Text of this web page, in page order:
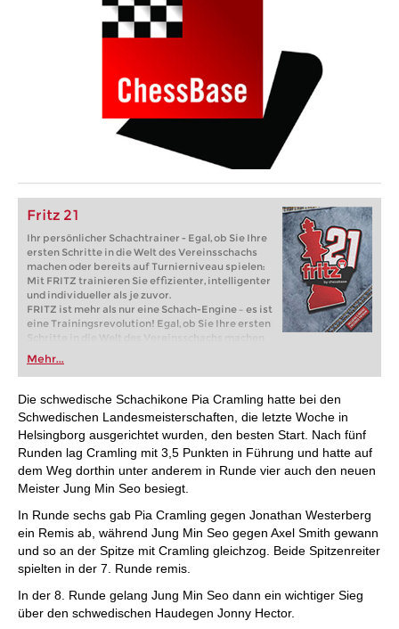
Fritz 21
Ihr persönlicher Schachtrainer - Egal, ob Sie Ihre
ersten Schritte in die Welt des Vereinsschachs
machen oder bereits auf Turnierniveau spielen:
Mit FRITZ trainieren Sie effizienter, intelligenter
und individueller als je zuvor.
FRITZ ist mehr als nur eine Schach-Engine – es ist
eine Trainingsrevolution! Egal, ob Sie Ihre ersten
Schritte in die Welt des Vereinsschachs machen
oder bereits auf Turnierniveau spielen: Mit
FRITZ trainieren Sie effizienter, intelligenter und
individueller als je zuvor.
Mehr...
Die schwedische Schachikone Pia Cramling hatte bei den
Schwedischen Landesmeisterschaften, die letzte Woche in
Helsingborg ausgerichtet wurden, den besten Start. Nach fünf
Runden lag Cramling mit 3,5 Punkten in Führung und hatte auf
dem Weg dorthin unter anderem in Runde vier auch den neuen
Meister Jung Min Seo besiegt.
In Runde sechs gab Pia Cramling gegen Jonathan Westerberg
ein Remis ab, während Jung Min Seo gegen Axel Smith gewann
und so an der Spitze mit Cramling gleichzog. Beide Spitzenreiter
spielten in der 7. Runde remis.
In der 8. Runde gelang Jung Min Seo dann ein wichtiger Sieg
über den schwedischen Haudegen Jonny Hector.